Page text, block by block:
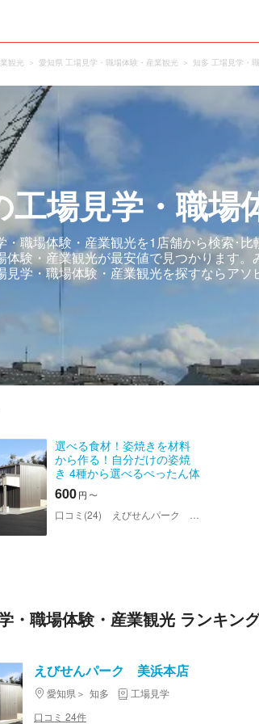
観光 愛知県 工場見学・職場体験・産業観光 知多 工場見学・
工場見学・職場
・職場体験・産業観光を1店舗から検索･
体験・産業観光が最安値で見つかります
見学・職場体験・産業観光を探すならアソ
選べる食材！姿焼きを材料
から作る！自分だけの姿焼
き 4種から選べるぺったん体
験
600円 〜
口コミ(24) えびせんパーク 美浜本店
・職場体験・産業観光 ランキン
えびせんパーク 美浜本店
愛知県 知多
工場見学
口コミ 24件